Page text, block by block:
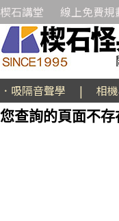
楔石講堂 線上免費規
．吸隔音聲學 | 相
您查詢的頁面不存